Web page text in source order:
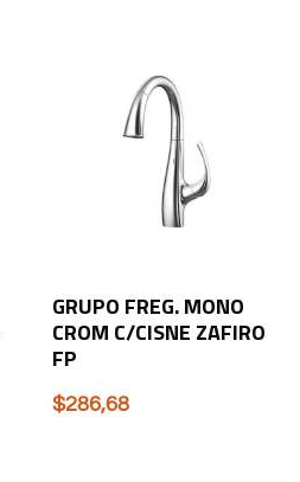
GRUPO FREG. MONO
CROM C/CISNE ZAFIRO
FP
$286,68